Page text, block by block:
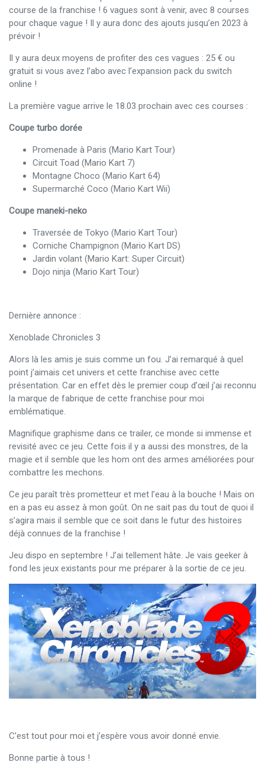
course de la franchise ! 6 vagues sont à venir, avec 8 courses
pour chaque vague ! Il y aura donc des ajouts jusqu’en 2023 à
prévoir !
Il y aura deux moyens de profiter des ces vagues : 25 € ou
gratuit si vous avez l’abo avec l’expansion pack du switch
online !
La première vague arrive le 18.03 prochain avec ces courses :
Coupe turbo dorée
Promenade à Paris (Mario Kart Tour)
Circuit Toad (Mario Kart 7)
Montagne Choco (Mario Kart 64)
Supermarché Coco (Mario Kart Wii)
Coupe maneki-neko
Traversée de Tokyo (Mario Kart Tour)
Corniche Champignon (Mario Kart DS)
Jardin volant (Mario Kart: Super Circuit)
Dojo ninja (Mario Kart Tour)
Dernière annonce :
Xenoblade Chronicles 3
Alors là les amis je suis comme un fou. J’ai remarqué à quel
point j’aimais cet univers et cette franchise avec cette
présentation. Car en effet dès le premier coup d’œil j’ai reconnu
la marque de fabrique de cette franchise pour moi
emblématique.
Magnifique graphisme dans ce trailer, ce monde si immense et
revisité avec ce jeu. Cette fois il y a aussi des monstres, de la
magie et il semble que les hom ont des armes améliorées pour
combattre les mechons.
Ce jeu paraît très prometteur et met l’eau à la bouche ! Mais on
en a pas eu assez à mon goût. On ne sait pas du tout de quoi il
s’agira mais il semble que ce soit dans le futur des histoires
déjà connues de la franchise !
Jeu dispo en septembre ! J’ai tellement hâte. Je vais geeker à
fond les jeux existants pour me préparer à la sortie de ce jeu.
C’est tout pour moi et j’espère vous avoir donné envie.
Bonne partie à tous !